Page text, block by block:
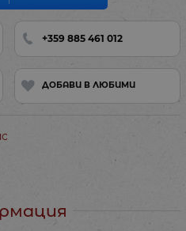
+359 885 461 012
ДОБАВИ В ЛЮБИМИ